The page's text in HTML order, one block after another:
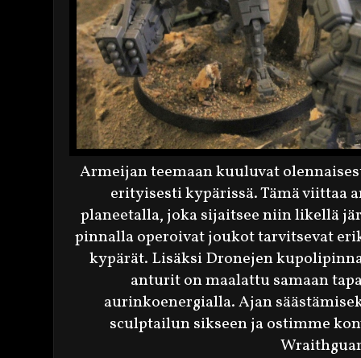
Armeijan teemaan kuuluvat
erityisesti kypärissä. Tämä
planeetalla, joka sijaitsee niin likellä
pinnalla operoivat joukot tarvitsevat
kypärät. Lisäksi Dronejen
anturit on maalattu samaan
aurinkoenergialla. Ajan
sculptailun sikseen ja ostimme